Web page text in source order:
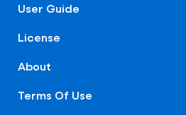
User Guide
License
About
Terms Of Use